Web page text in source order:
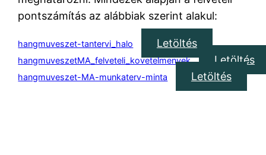
pontszámítás az alábbiak szerint alakul:
hangmuveszet-tantervi_halo Letöltés
hangmuveszetMA_felveteli_kovetelmenyek Letöltés
hangmuveszet-MA-munkaterv-minta Letöltés